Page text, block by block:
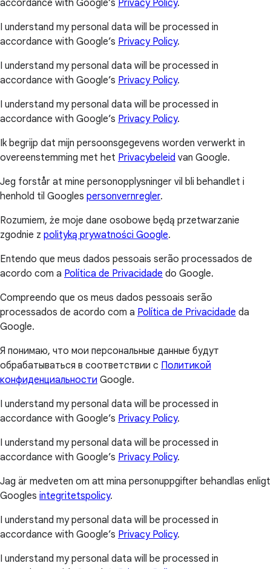
accordance with Google’s Privacy Policy.
I understand my personal data will be processed in
accordance with Google’s Privacy Policy.
I understand my personal data will be processed in
accordance with Google’s Privacy Policy.
I understand my personal data will be processed in
accordance with Google’s Privacy Policy.
Ik begrijp dat mijn persoonsgegevens worden verwerkt in
overeenstemming met het Privacybeleid van Google.
Jeg forstår at mine personopplysninger vil bli behandlet i
henhold til Googles personvernregler.
Rozumiem, że moje dane osobowe będą przetwarzanie
zgodnie z polityką prywatności Google.
Entendo que meus dados pessoais serão processados de
acordo com a Política de Privacidade do Google.
Compreendo que os meus dados pessoais serão
processados de acordo com a Política de Privacidade da
Google.
Я понимаю, что мои персональные данные будут
обрабатываться в соответствии с Политикой
конфиденциальности Google.
I understand my personal data will be processed in
accordance with Google’s Privacy Policy.
I understand my personal data will be processed in
accordance with Google’s Privacy Policy.
Jag är medveten om att mina personuppgifter behandlas enligt
Googles integritetspolicy.
I understand my personal data will be processed in
accordance with Google’s Privacy Policy.
I understand my personal data will be processed in